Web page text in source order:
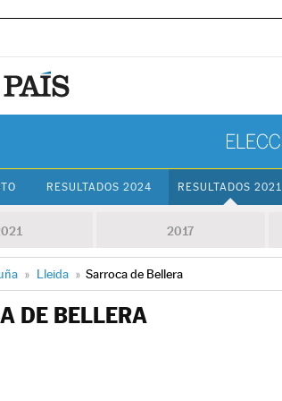
RESULTADOS 2024 RESULTADOS 2021
2017
» Lleida » Sarroca de Bellera
DE BELLERA